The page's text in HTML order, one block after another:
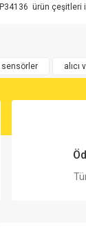
ürün
siz yapın!
sensörler alıcı